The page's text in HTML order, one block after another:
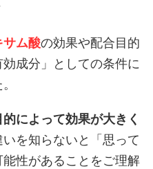
サム酸の効果や配合目的
成分」としての条件に
によって効果が大きく
を知らないと「思って
性があることをご理解